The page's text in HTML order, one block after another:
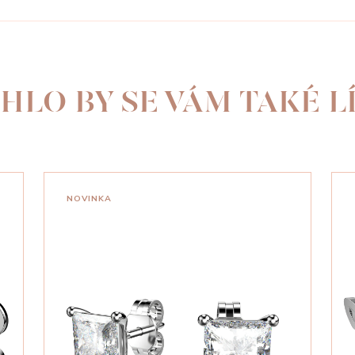
BY SE VÁM TAKÉ
NOVINKA